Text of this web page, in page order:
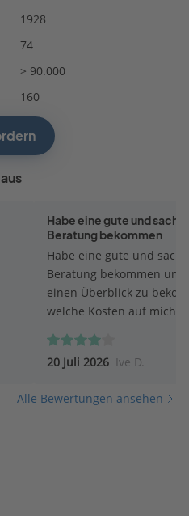
1928
74
> 90.000
160
Habe eine gute und
Beratung bekommen
Habe eine gute und
Beratung bekommen um
einen Überblick zu
welche Kosten auf mich
Beratung ist mein
meine Wünsche
und Beschreibungen
20 Juli 2026 Ive D.
Alle Bewertungen ansehen